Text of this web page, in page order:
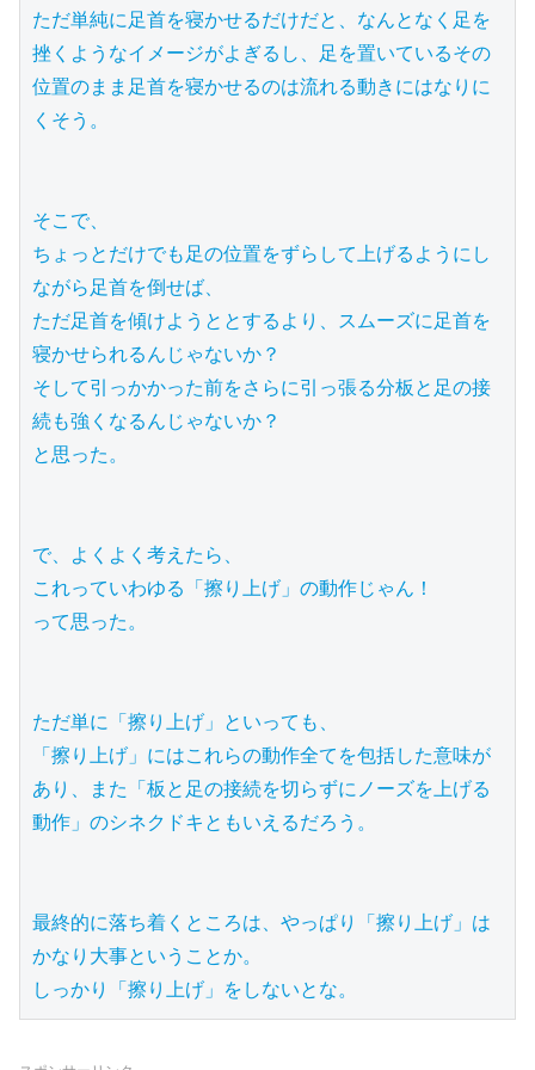
ただ単純に足首を寝かせるだけだと、なんとなく足を
挫くようなイメージがよぎるし、足を置いているその
位置のまま足首を寝かせるのは流れる動きにはなりに
くそう。
そこで、
ちょっとだけでも足の位置をずらして上げるようにし
ながら足首を倒せば、
ただ足首を傾けようととするより、スムーズに足首を
寝かせられるんじゃないか？
そして引っかかった前をさらに引っ張る分板と足の接
続も強くなるんじゃないか？
と思った。
で、よくよく考えたら、
これっていわゆる「擦り上げ」の動作じゃん！
って思った。
ただ単に「擦り上げ」といっても、
「擦り上げ」にはこれらの動作全てを包括した意味が
あり、また「板と足の接続を切らずにノーズを上げる
動作」のシネクドキともいえるだろう。
最終的に落ち着くところは、やっぱり「擦り上げ」は
かなり大事ということか。
しっかり「擦り上げ」をしないとな。